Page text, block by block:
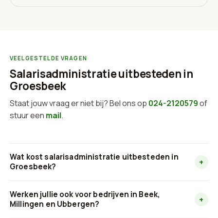
VEELGESTELDE VRAGEN
Salarisadministratie uitbesteden in
Groesbeek
Staat jouw vraag er niet bij? Bel ons op 024-2120579of
stuur een mail.
Wat kost salarisadministratie uitbesteden in
Groesbeek?
+
daarin zit alles inbegrepen: de volledige loonverwerking
via NMBRS, de maandelijkse aangifte loonheffingen,
Werken jullie ook voor bedrijven in Beek,
Millingen en Ubbergen?
+